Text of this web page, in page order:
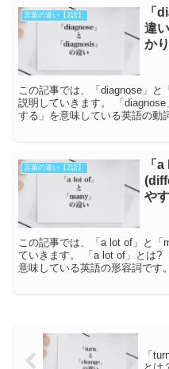
言葉の違い【2語】
「
違
か
この記事では、「diagnose」と
説明していきます。 「diagnose」とは? 「diagnose」とは、「診断
する」を意味している英語の動
言葉の違い【2語】
「
や
この記事では、「a lot of」と「
ていきます。 「a lot of」とは? 「a lot of」とは、「たくさんの?」を
意味している英語の形容詞です
「